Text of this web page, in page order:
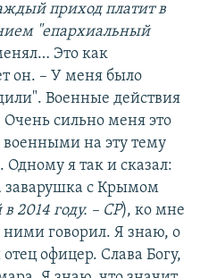
приход платит в
"епархиальный
Это как
он. – У меня было
Военные действия
сильно меня это
на эту тему
я так и сказал:
заварушка с Крымом
2014 году. – СР), ко мне
говорил. Я знаю, о
офицер. Слава Богу,